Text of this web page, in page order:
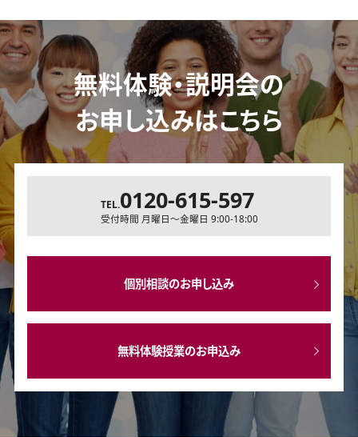
無料体験・説明会の
お申し込みはこちら
TEL.0120-615-597
受付時間 月曜日～金曜日 9:00-18:00
個別相談のお申し込み
無料体験授業のお申込み